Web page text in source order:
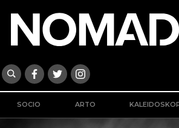
SOCIO ARTO